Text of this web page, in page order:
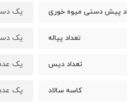
پیش دستی میوه خوری یک دست
تعداد پیاله یک دست
تعداد دیس یک
کاسه سالاد یک